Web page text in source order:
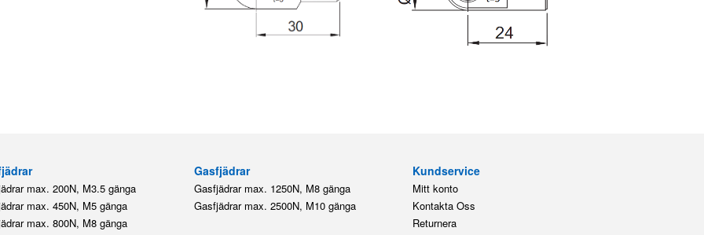
max. 200N, M3.5 gänga
max. 450N, M5 gänga
max. 800N, M8 gänga
Gasfjädrar
Gasfjädrar max. 1250N, M8 gänga
Gasfjädrar max. 2500N, M10 gänga
Kundservice
Mitt konto
Kontakta Oss
Returnera